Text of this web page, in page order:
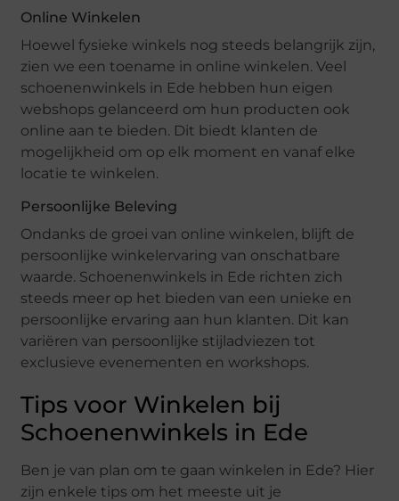
Online Winkelen
Hoewel fysieke winkels nog steeds belangrijk zijn,
zien we een toename in online winkelen. Veel
schoenenwinkels in Ede hebben hun eigen
webshops gelanceerd om hun producten ook
online aan te bieden. Dit biedt klanten de
mogelijkheid om op elk moment en vanaf elke
locatie te winkelen.
Persoonlijke Beleving
Ondanks de groei van online winkelen, blijft de
persoonlijke winkelervaring van onschatbare
waarde. Schoenenwinkels in Ede richten zich
steeds meer op het bieden van een unieke en
persoonlijke ervaring aan hun klanten. Dit kan
variëren van persoonlijke stijladviezen tot
exclusieve evenementen en workshops.
Tips voor Winkelen bij
Schoenenwinkels in Ede
Ben je van plan om te gaan winkelen in Ede? Hier
zijn enkele tips om het meeste uit je